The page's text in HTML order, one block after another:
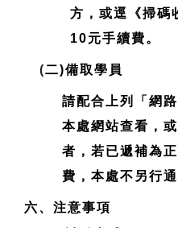
方，或逕《掃碼
10元手續費。
(二)備取學員
請配合上列「網
本處網站查看，
者，若已遞補為
費，本處不另行
六、注意事項